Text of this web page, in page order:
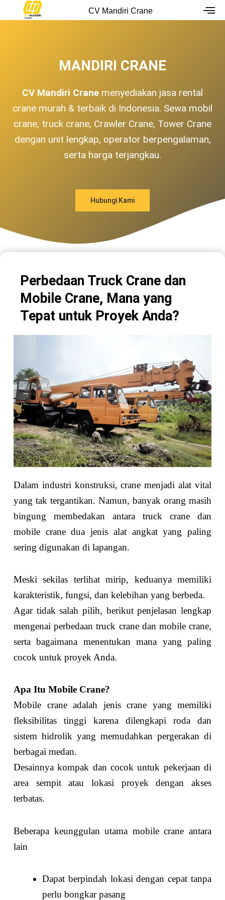
CV Mandiri Crane
MANDIRI CRANE
CV Mandiri Crane menyediakan jasa rental
crane murah & terbaik di Indonesia. Sewa mobil
crane, truck crane, Crawler Crane, Tower Crane
dengan unit lengkap, operator berpengalaman,
serta harga terjangkau.
Hubungi Kami
Perbedaan Truck Crane dan
Mobile Crane, Mana yang
Tepat untuk Proyek Anda?
Dalam industri konstruksi, crane menjadi alat vital
yang tak tergantikan. Namun, banyak orang masih
bingung membedakan antara truck crane dan
mobile crane dua jenis alat angkat yang paling
sering digunakan di lapangan.
Meski sekilas terlihat mirip, keduanya memiliki
karakteristik, fungsi, dan kelebihan yang berbeda.
Agar tidak salah pilih, berikut penjelasan lengkap
mengenai perbedaan truck crane dan mobile crane,
serta bagaimana menentukan mana yang paling
cocok untuk proyek Anda.
Apa Itu Mobile Crane?
Mobile crane adalah jenis crane yang memiliki
fleksibilitas tinggi karena dilengkapi roda dan
sistem hidrolik yang memudahkan pergerakan di
berbagai medan.
Desainnya kompak dan cocok untuk pekerjaan di
area sempit atau lokasi proyek dengan akses
terbatas.
Beberapa keunggulan utama mobile crane antara
lain
Dapat berpindah lokasi dengan cepat tanpa
perlu bongkar pasang